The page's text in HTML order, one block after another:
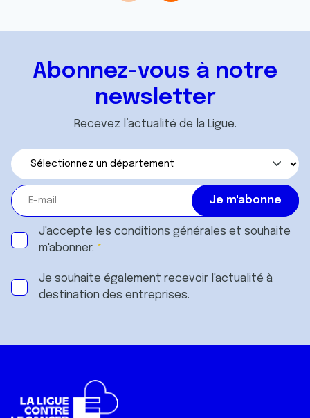
Abonnez-vous à notre
newsletter
Recevez l’actualité de la Ligue.
J'accepte les conditions générales et souhaite
m'abonner.
Je souhaite également recevoir l'actualité à
destination des entreprises.